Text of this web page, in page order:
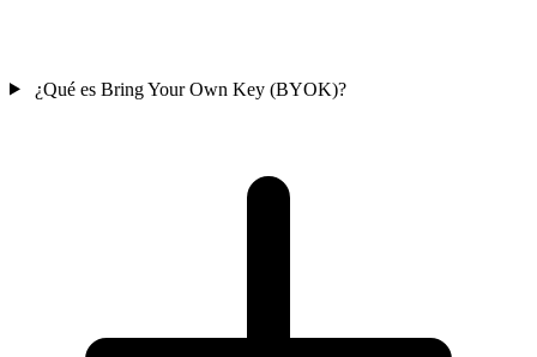
¿Qué es Bring Your Own Key (BYOK)?